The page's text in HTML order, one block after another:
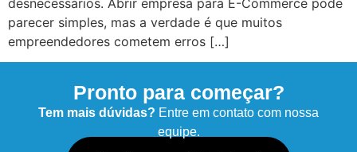
parecer simples, mas a verdade é que muitos
empreendedores cometem erros […]
Pronto para começar?
Tem mais dúvidas? Entre em contato com nossa
equipe.